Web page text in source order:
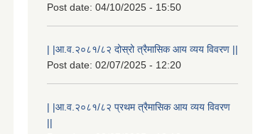
Post date: 04/10/2025 - 15:50
| |आ.व.२०८१/८२ दोस्रो त्रैमासिक आय व्यय विवरण ||
Post date: 02/07/2025 - 12:20
| |आ.व.२०८१/८२ प्रथम त्रैमासिक आय व्यय विवरण
||